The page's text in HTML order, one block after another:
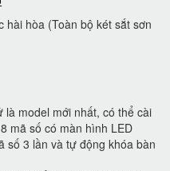
hài hòa (Toàn bộ két sắt sơn
là model mới nhất, có thể cài
mã số có màn hình LED
số 3 lần và tự động khóa bàn